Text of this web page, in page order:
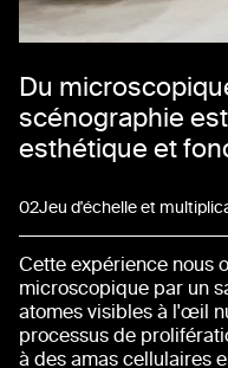
Du
scénographie
esthétique et
02Jeu d'échelle et
Cette expérience nous
microscopique par un
atomes visibles à l'œil
processus de
à des amas cellulaires